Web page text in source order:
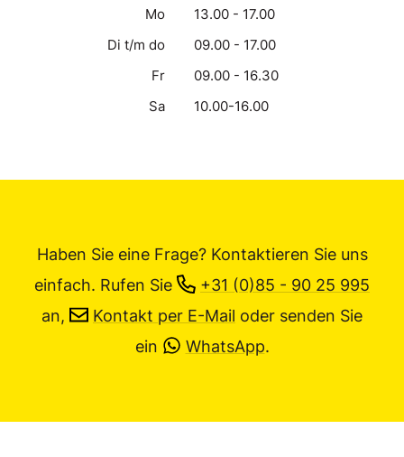
Mo
13.00 - 17.00
Di t/m do
09.00 - 17.00
Fr
09.00 - 16.30
Sa
10.00-16.00
Haben Sie eine Frage? Kontaktieren Sie uns
einfach. Rufen Sie
+31 (0)85 - 90 25 995
an,
Kontakt per E-Mail oder senden Sie
ein
WhatsApp.